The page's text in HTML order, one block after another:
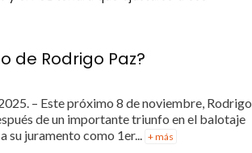
de Rodrigo Paz?
– Este próximo 8 de noviembre, Rodrigo
de un importante triunfo en el balotaje
su juramento como 1er... + más